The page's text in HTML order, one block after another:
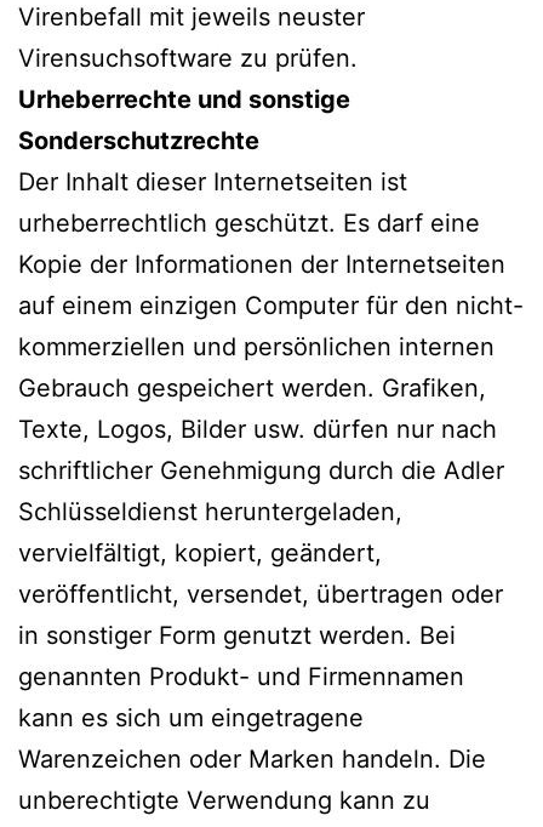
Virenbefall mit jeweils neuster
Virensuchsoftware zu prüfen.
Urheberrechte und sonstige
Sonderschutzrechte
Der Inhalt dieser Internetseiten ist
urheberrechtlich geschützt. Es darf eine
Kopie der Informationen der Internetseiten
auf einem einzigen Computer für den nicht-
kommerziellen und persönlichen internen
Gebrauch gespeichert werden. Grafiken,
Texte, Logos, Bilder usw. dürfen nur nach
schriftlicher Genehmigung durch die Adler
Schlüsseldienst heruntergeladen,
vervielfältigt, kopiert, geändert,
veröffentlicht, versendet, übertragen oder
in sonstiger Form genutzt werden. Bei
genannten Produkt- und Firmennamen
kann es sich um eingetragene
Warenzeichen oder Marken handeln. Die
unberechtigte Verwendung kann zu